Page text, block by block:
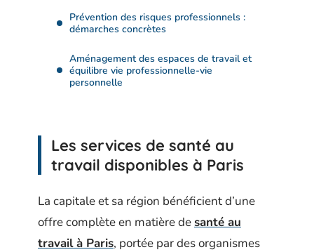
Prévention des risques professionnels :
démarches concrètes
Aménagement des espaces de travail et
équilibre vie professionnelle-vie
personnelle
Les services de santé au
travail disponibles à Paris
La capitale et sa région bénéficient d’une
offre complète en matière desanté au
travail à Paris, portée par des organismes